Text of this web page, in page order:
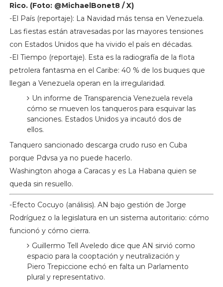
Rico. (Foto: @MichaelBonet8 / X)
-El País (reportaje): La Navidad más tensa en Venezuela.
Las fiestas están atravesadas por las mayores tensiones
con Estados Unidos que ha vivido el país en décadas.
-El Tiempo (reportaje). Esta es la radiografía de la flota
petrolera fantasma en el Caribe: 40 % de los buques que
llegan a Venezuela operan en la irregularidad.
Un informe de Transparencia Venezuela revela
cómo se mueven los tanqueros para esquivar las
sanciones. Estados Unidos ya incautó dos de
ellos.
Tanquero sancionado descarga crudo ruso en Cuba
porque Pdvsa ya no puede hacerlo.
Washington ahoga a Caracas y es La Habana quien se
queda sin resuello.
-Efecto Cocuyo (análisis). AN bajo gestión de Jorge
Rodríguez o la legislatura en un sistema autoritario: cómo
funcionó y cómo cierra.
Guillermo Tell Aveledo dice que AN sirvió como
espacio para la cooptación y neutralización y
Piero Trepiccione echó en falta un Parlamento
plural y representativo.